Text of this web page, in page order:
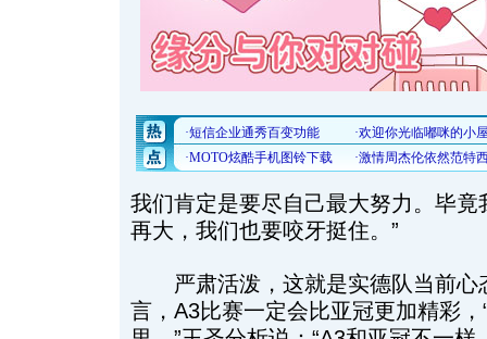
我们肯定是要尽自己最大努力。毕
再大，我们也要咬牙挺住。”
严肃活泼，这就是实德队当前心
言，A3比赛一定会比亚冠更加精彩